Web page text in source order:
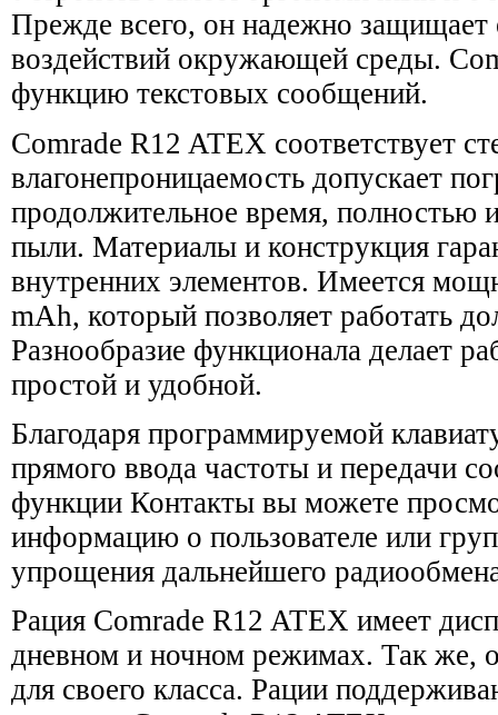
Прежде всего, он надежно защищает
воздействий окружающей среды.
функцию текстовых сообщений.
Comrade R12 ATEX соответствует
влагонепроницаемость допускает
продолжительное время, полностью
пыли. Материалы и конструкция
внутренних элементов. Имеется
mAh, который позволяет работать
Разнообразие функционала делает
простой и удобной.
Благодаря программируемой
прямого ввода частоты и передачи
функции Контакты вы можете
информацию о пользователе или
упрощения дальнейшего
Рация Comrade R12 ATEX имеет
дневном и ночном режимах. Так же,
для своего класса. Рации